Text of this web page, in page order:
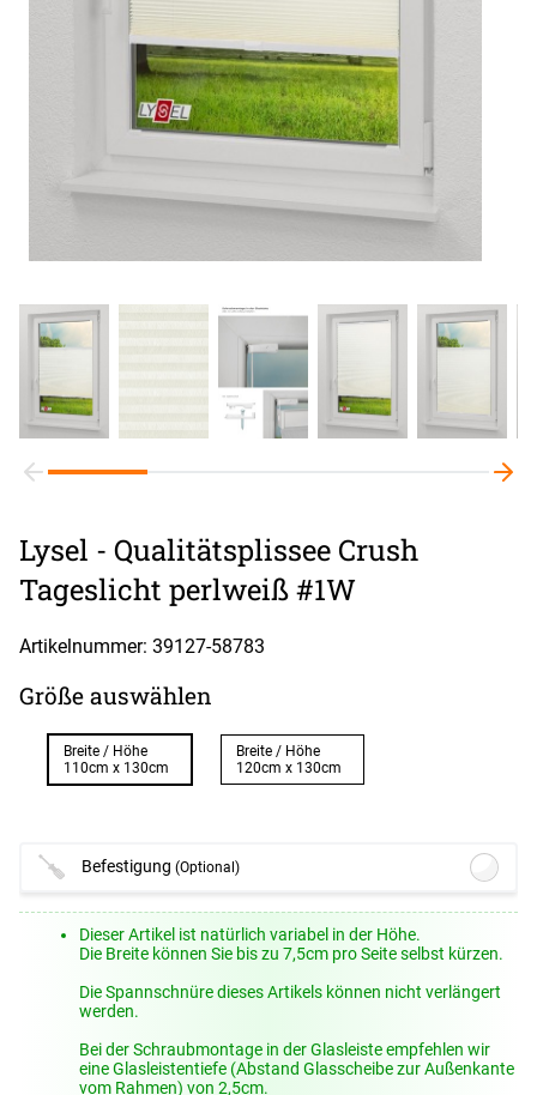
Lysel - Qualitätsplissee Crush
Tageslicht perlweiß #1W
Artikelnummer: 39127-58783
Größe auswählen
Breite / Höhe
110cm x 130cm
Breite / Höhe
120cm x 130cm
Befestigung(Optional)
EUR)
Lysel - Spannschuhe als Ersatzteile
Dieser Artikel ist natürlich variabel in der Höhe.
Die Breite können Sie bis zu 7,5cm pro Seite selbst kürzen.
Die Spannschnüre dieses Artikels können nicht verlängert
werden.
Bei der Schraubmontage in der Glasleiste empfehlen wir
eine Glasleistentiefe (Abstand Glasscheibe zur Außenkante
vom Rahmen) von 2,5cm.